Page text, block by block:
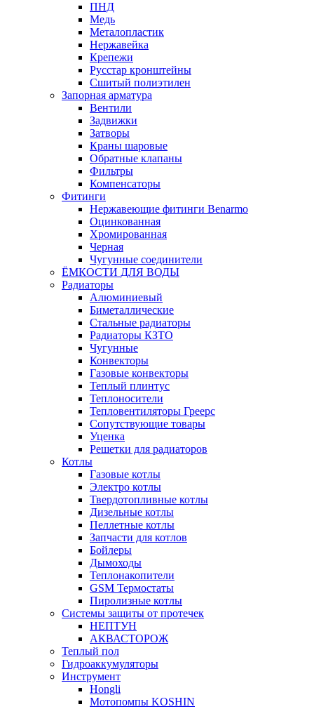
ПНД
Медь
Металопластик
Нержавейка
Крепежи
Русстар кронштейны
Сшитый полиэтилен
Запорная арматура
Вентили
Задвижки
Затворы
Краны шаровые
Обратные клапаны
Фильтры
Компенсаторы
Фитинги
Нержавеющие фитинги Benarmo
Оцинкованная
Хромированная
Черная
Чугунные соединители
ЁМКОСТИ ДЛЯ ВОДЫ
Радиаторы
Алюминиевый
Биметаллические
Стальные радиаторы
Радиаторы КЗТО
Чугунные
Конвекторы
Газовые конвекторы
Теплый плинтус
Теплоносители
Тепловентиляторы Греерс
Сопутствующие товары
Уценка
Решетки для радиаторов
Котлы
Газовые котлы
Электро котлы
Твердотопливные котлы
Дизельные котлы
Пеллетные котлы
Запчасти для котлов
Бойлеры
Дымоходы
Теплонакопители
GSM Термостаты
Пиролизные котлы
Системы защиты от протечек
НЕПТУН
АКВАСТОРОЖ
Теплый пол
Гидроаккумуляторы
Инструмент
Hongli
Мотопомпы KOSHIN